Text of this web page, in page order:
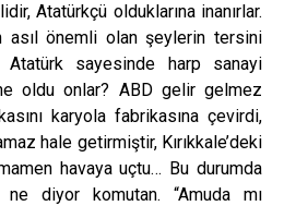
Atatürkçü olduklarına inanırlar.
asıl önemli olan şeylerin tersini
Atatürk sayesinde harp sanayi
oldu onlar? ABD gelir gelmez
karyola fabrikasına çevirdi,
hale getirmiştir, Kırıkkale’deki
havaya uçtu… Bu durumda
diyor komutan. “Amuda mı